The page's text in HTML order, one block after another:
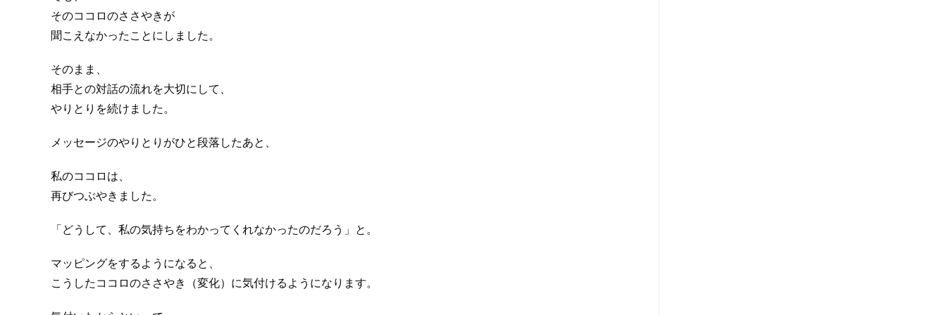
そのココロのささやきが
聞こえなかったことにしました。
そのまま、
相手との対話の流れを大切にして、
やりとりを続けました。
メッセージのやりとりがひと段落したあと、
私のココロは、
再びつぶやきました。
「どうして、私の気持ちをわかってくれなかったのだろう」と。
マッピングをするようになると、
こうしたココロのささやき（変化）に気付けるようになります。